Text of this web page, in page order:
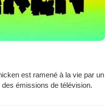
est ramené à la vie par un
émissions de télévision.